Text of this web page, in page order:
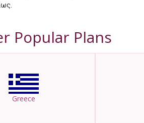
Popular Plans
Greece